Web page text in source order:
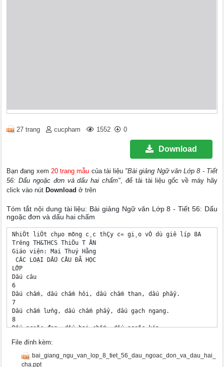
27 trang cucpham 1552 0
Download
Bạn đang xem 20 trang mẫu của tài liệu "Bài giảng Ngữ văn Lớp 8 - Tiết
56: Dấu ngoặc đơn và dấu hai chấm", để tải tài liệu gốc về máy hãy
click vào nút Download ở trên
Tóm tắt nội dung tài liệu: Bài giảng Ngữ văn Lớp 8 - Tiết 56: Dấu
ngoặc đơn và dấu hai chấm
NhiÖt liÖt chµo mõng c¸c thÇy c« gi¸o vÒ dù giê líp 8A
Tr­êng TH&THCS ThiÖu T ÂN
Giáo viện: Mai Thuý Hằng
CÁC LOẠI DẤU CÂU ĐÃ HỌC
LỚP
Dấu câu
6
Dấu chấm, dấu chấm hỏi, dấu chấm than, dấu phẩy.
7
Dấu chấm lửng, dấu chấm phẩy, dấu gạch ngang.
8
Dấu ngoặc đơn, dấu hai chấm, dấu ngoặc kép.
I . DẤU NGOẶC ĐƠN:
Thảo luận nhóm( 5 phút)
- Chỉ ra bộ phận trong đấu ngoặc đơn và cho biết dấu
File đính kèm:
bai_giang_ngu_van_lop_8_tiet_56_dau_ngoac_don_va_dau_hai_
cha.ppt